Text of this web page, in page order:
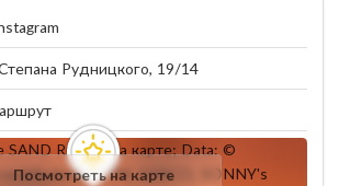
Рудницкого, 19/14
Посмотреть на карте